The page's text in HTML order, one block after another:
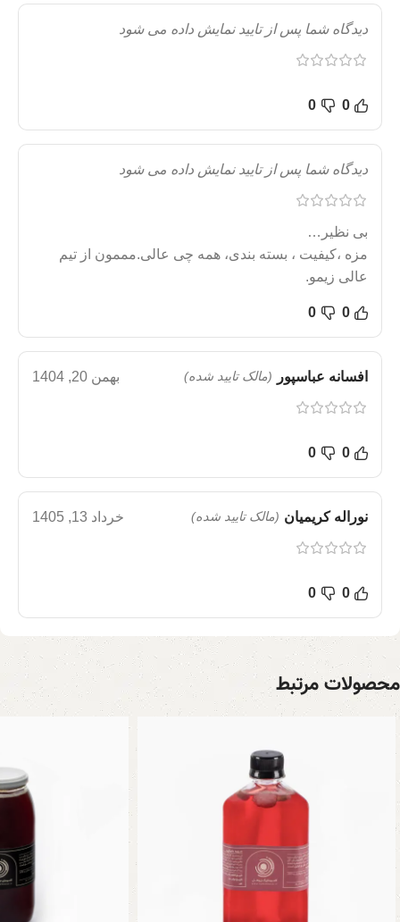
دیدگاه شما پس از تایید نمایش داده می شود
0
0
دیدگاه شما پس از تایید نمایش داده می شود
بی نظیر…
مزه ،کیفیت ، بسته بندی، همه چی عالی.مممون از تیم
عالی زیمو.
0
0
افسانه عباسپور (مالک تایید شده) بهمن 20, 1404
0
0
نوراله کریمیان (مالک تایید شده) خرداد 13, 1405
0
0
محصولات مرتبط